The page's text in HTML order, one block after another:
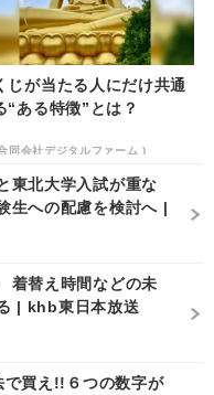
じが当たる人にだけ共通
“ある特徴”とは？
同会社デジタルファーム )
東北大学入試が重な
生への配慮を検討へ |
替え時間などの未
| khb東日本放送
で買え!!６つの数字が